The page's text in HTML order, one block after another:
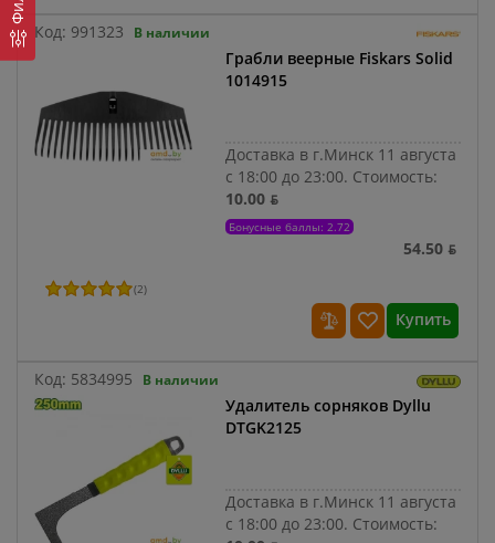
Код: 991323 В наличии
Грабли веерные Fiskars Solid
1014915
Доставка в г.Минск 11 августа
с 18:00 до 23:00. Стоимость:
10.00 ƃ
Бонусные баллы: 2.72
54.50 ƃ
(2)
Купить
Код: 5834995 В наличии
Удалитель сорняков Dyllu
DTGK2125
Доставка в г.Минск 11 августа
с 18:00 до 23:00. Стоимость: